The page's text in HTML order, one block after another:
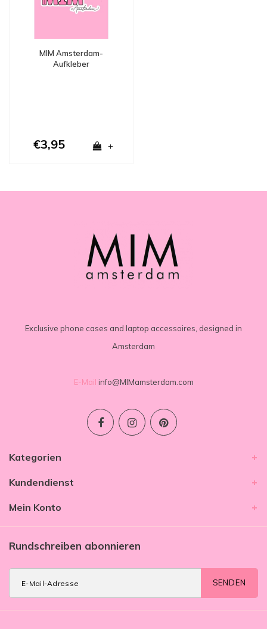
MIM Amsterdam-
Aufkleber
€3,95 +
Exclusive phone cases and laptop accessoires, designed in
Amsterdam
E-Mail info@MIMamsterdam.com
Kategorien
Kundendienst
Mein Konto
Rundschreiben abonnieren
SENDEN